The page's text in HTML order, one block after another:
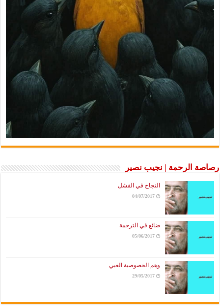
الرحمة | نجيب نصير
النجاح في الفشل
04/07/2017
ضائع في الترجمة
05/06/2017
وهم الخصوصية الغبي
29/05/2017